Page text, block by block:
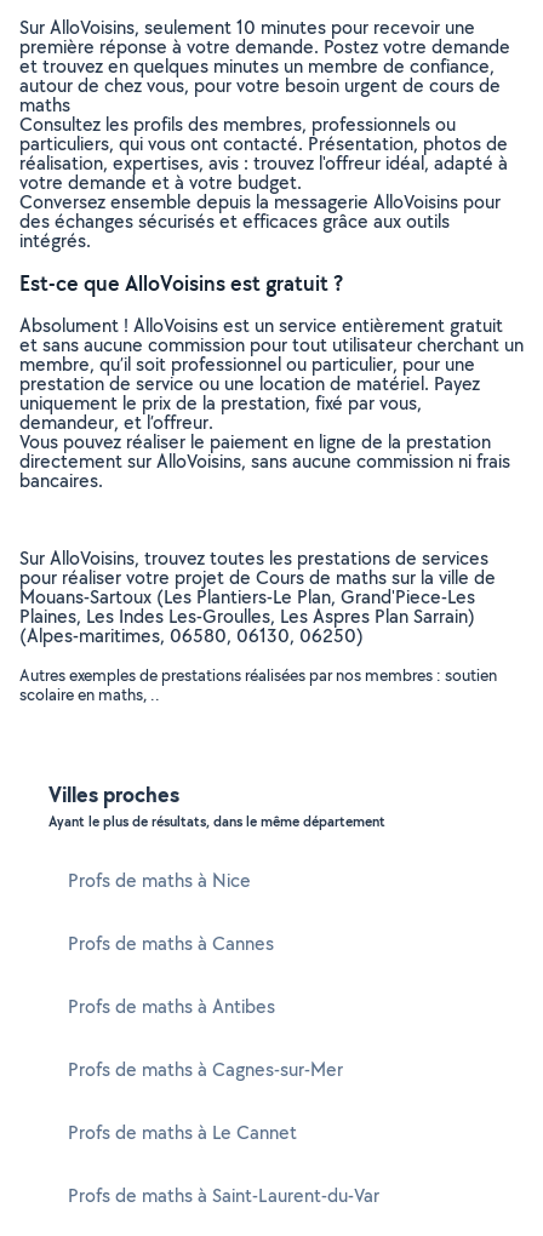
Sur AlloVoisins, seulement 10 minutes pour recevoir une
première réponse à votre demande. Postez votre demande
et trouvez en quelques minutes un membre de confiance,
autour de chez vous, pour votre besoin urgent de cours de
maths
Consultez les profils des membres, professionnels ou
particuliers, qui vous ont contacté. Présentation, photos de
réalisation, expertises, avis : trouvez l'offreur idéal, adapté à
votre demande et à votre budget.
Conversez ensemble depuis la messagerie AlloVoisins pour
des échanges sécurisés et efficaces grâce aux outils
intégrés.
Est-ce que AlloVoisins est gratuit ?
Absolument ! AlloVoisins est un service entièrement gratuit
et sans aucune commission pour tout utilisateur cherchant un
membre, qu’il soit professionnel ou particulier, pour une
prestation de service ou une location de matériel. Payez
uniquement le prix de la prestation, fixé par vous,
demandeur, et l’offreur.
Vous pouvez réaliser le paiement en ligne de la prestation
directement sur AlloVoisins, sans aucune commission ni frais
bancaires.
Sur AlloVoisins, trouvez toutes les prestations de services
pour réaliser votre projet de Cours de maths sur la ville de
Mouans-Sartoux (Les Plantiers-Le Plan, Grand'Piece-Les
Plaines, Les Indes Les-Groulles, Les Aspres Plan Sarrain)
(Alpes-maritimes, 06580, 06130, 06250)
Autres exemples de prestations réalisées par nos membres : soutien
scolaire en maths, ..
Villes proches
Ayant le plus de résultats, dans le même département
Profs de maths à Nice
Profs de maths à Cannes
Profs de maths à Antibes
Profs de maths à Cagnes-sur-Mer
Profs de maths à Le Cannet
Profs de maths à Saint-Laurent-du-Var